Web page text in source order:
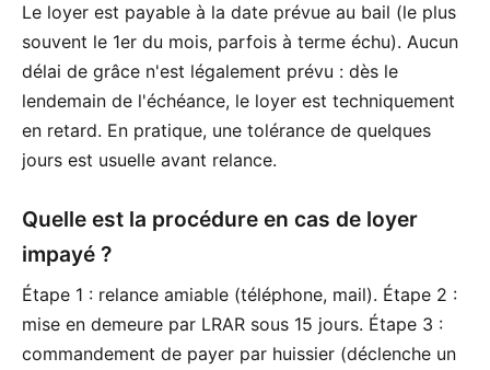
Le loyer est payable à la date prévue au bail (le plus
souvent le 1er du mois, parfois à terme échu). Aucun
délai de grâce n'est légalement prévu : dès le
lendemain de l'échéance, le loyer est techniquement
en retard. En pratique, une tolérance de quelques
jours est usuelle avant relance.
Quelle est la procédure en cas de loyer
impayé ?
Étape 1 : relance amiable (téléphone, mail). Étape 2 :
mise en demeure par LRAR sous 15 jours. Étape 3 :
commandement de payer par huissier (déclenche un